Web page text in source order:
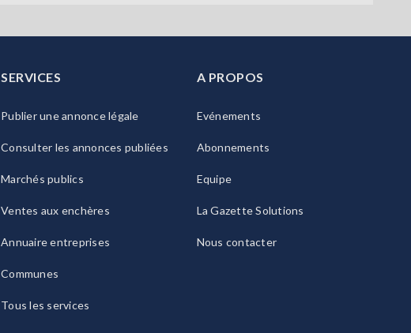
SERVICES
Publier une annonce légale
Consulter les annonces publiées
Marchés publics
Ventes aux enchères
Annuaire entreprises
Communes
Tous les services
A PROPOS
Evénements
Abonnements
Equipe
La Gazette Solutions
Nous contacter